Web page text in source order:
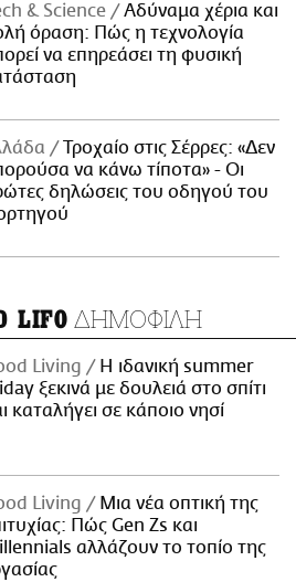
& Science
Αδύναμα χέρια και
όραση: Πώς η τεχνολογία
να επηρεάσει τη φυσική
Τροχαίο στις Σέρρες: «Δεν
να κάνω τίποτα» - Οι
δηλώσεις του οδηγού του
LIFO ΔΗΜΟΦΙΛΗ
Living
Η ιδανική summer
ξεκινά με δουλειά στο σπίτι
καταλήγει σε κάποιο νησί
Living
Μια νέα οπτική της
Πώς Gen Zs και
αλλάζουν το τοπίο της